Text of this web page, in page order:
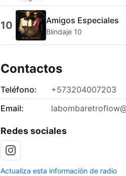
10 Amigos Especiales
Blindaje 10
Contactos
Teléfono:
+573204007203
Email:
Redes sociales
Actualiza esta información de radio